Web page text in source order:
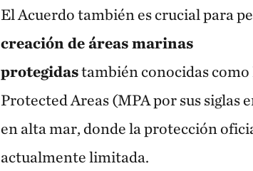
El Acuerdo también es crucial para
creación de áreas marinas
protegidastambién conocidas
Protected Areas (MPA por sus siglas
en alta mar, donde la protección
actualmente limitada.